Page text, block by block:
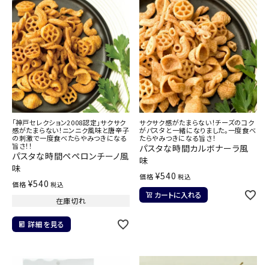
「神戸セレクション2008認定」サクサク
感がたまらない！ニンニク風味と唐辛子
の刺激で一度食べたらやみつきになる
旨さ！！
パスタな時間ペペロンチーノ風
味
価格 ¥540 税込
在庫切れ
詳細を見る
サクサク感がたまらない！チーズのコク
がパスタと一緒になりました。一度食べ
たらやみつきになる旨さ！
パスタな時間カルボナーラ風
味
価格 ¥540 税込
カートに入れる